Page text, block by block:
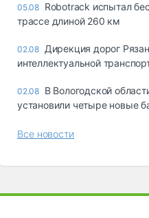
05.08 Robotrack испытал
трассе длиной 260 км
02.08 Дирекция дорог
интеллектуальной
02.08 В Вологодской
установили четыре новые
Все новости